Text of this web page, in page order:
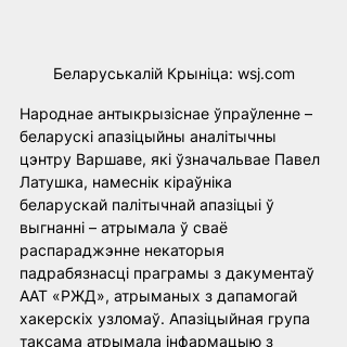
Беларуськалій Крыніца: wsj.com
Народнае антыкрызіснае ўпраўленне –
беларускі апазіцыйны аналітычны
цэнтру Варшаве, які ўзначальвае Павел
Латушка, намеснік кіраўніка
беларускай палітычнай апазіцыі ў
выгнанні – атрымала ў сваё
распараджэнне некаторыя
падрабязнасці праграмы з дакументаў
ААТ «РЖД», атрыманых з дапамогай
хакерскіх узломаў. Апазіцыйная група
таксама атрымала інфармацыю з